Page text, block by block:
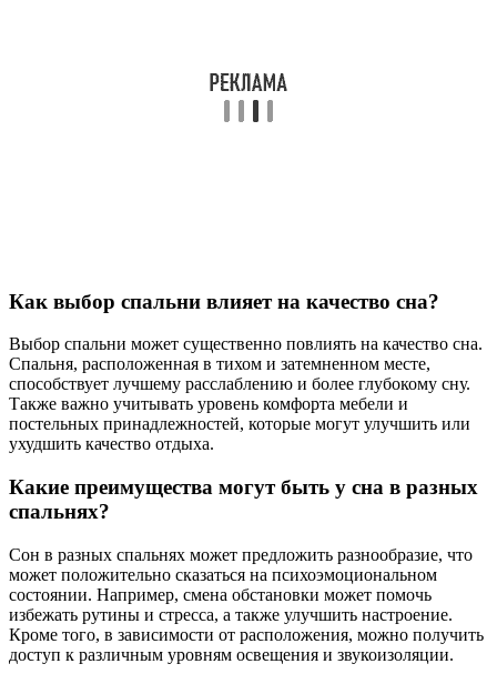
Как выбор спальни влияет на качество сна?
Выбор спальни может существенно повлиять на качество сна.
Спальня, расположенная в тихом и затемненном месте,
способствует лучшему расслаблению и более глубокому сну.
Также важно учитывать уровень комфорта мебели и
постельных принадлежностей, которые могут улучшить или
ухудшить качество отдыха.
Какие преимущества могут быть у сна в разных
спальнях?
Сон в разных спальнях может предложить разнообразие, что
может положительно сказаться на психоэмоциональном
состоянии. Например, смена обстановки может помочь
избежать рутины и стресса, а также улучшить настроение.
Кроме того, в зависимости от расположения, можно получить
доступ к различным уровням освещения и звукоизоляции.